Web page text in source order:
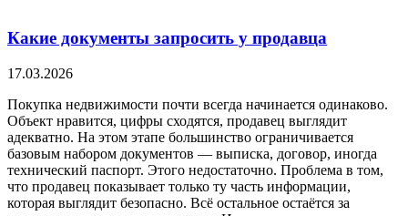
Какие документы запросить у продавца
17.03.2026
Покупка недвижимости почти всегда начинается одинаково.
Объект нравится, цифры сходятся, продавец выглядит
адекватно. На этом этапе большинство ограничивается
базовым набором документов — выписка, договор, иногда
технический паспорт. Этого недостаточно. Проблема в том,
что продавец показывает только ту часть информации,
которая выглядит безопасно. Всё остальное остаётся за